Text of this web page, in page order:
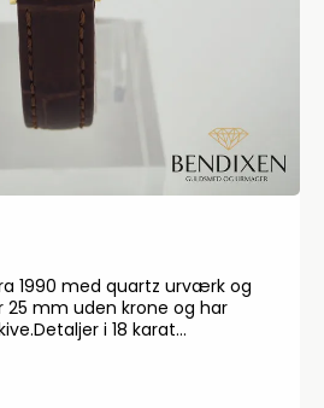
1990 med quartz urværk og
25 mm uden krone og har
i 18 karat
640074B6358Uret er
2 års garanti.Rabatkoder kan
produkter.